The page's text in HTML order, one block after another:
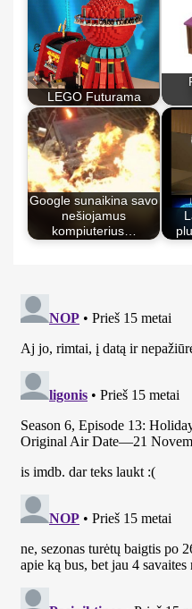
LEGO Futurama
Google sunaikina savo
nešiojamus
kompiuterius…